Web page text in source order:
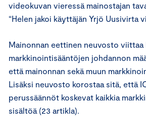
videokuvan vieressä mainostajan
“Helen jakoi käyttäjän Yrjö Uusivirta
Mainonnan eettinen neuvosto viittaa
markkinointisääntöjen johdannon
että mainonnan sekä muun
Lisäksi neuvosto korostaa sitä, että
perussäännöt koskevat kaikkia
sisältöä (23 artikla).